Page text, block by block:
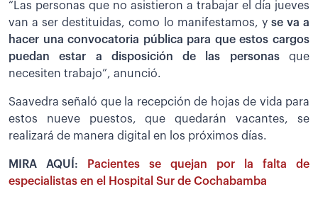
“Las personas que no asistieron a trabajar el día jueves
van a ser destituidas, como lo manifestamos, y se va a
hacer una convocatoria pública para que estos cargos
puedan estar a disposición de las personas que
necesiten trabajo”, anunció.
Saavedra señaló que la recepción de hojas de vida para
estos nueve puestos, que quedarán vacantes, se
realizará de manera digital en los próximos días.
MIRA AQUÍ:
Pacientes se quejan por la falta de
especialistas en el Hospital Sur de Cochabamba